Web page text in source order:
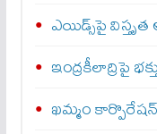
ఎయిడ్స్‌పై
ఇంద్రకీలాద్రిపై
ఖమ్మం